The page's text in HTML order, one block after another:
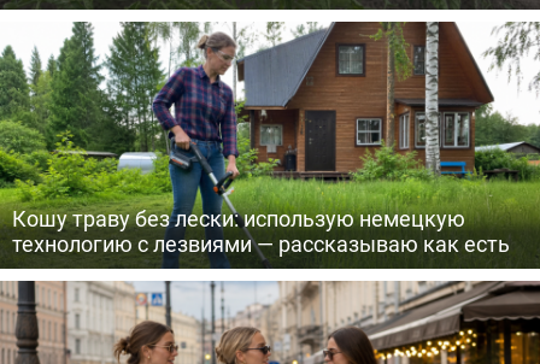
Кошу траву без лески: использую немецкую
технологию с лезвиями — рассказываю как есть